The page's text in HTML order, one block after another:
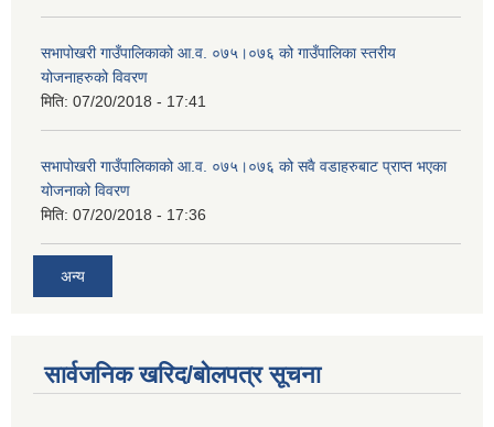
सभापोखरी गाउँपालिकाको आ.व. ०७५।०७६ को गाउँपालिका स्तरीय
योजनाहरुको विवरण
मिति: 07/20/2018 - 17:41
सभापोखरी गाउँपालिकाको आ.व. ०७५।०७६ को सवै वडाहरुबाट प्राप्त भएका
योजनाको विवरण
मिति: 07/20/2018 - 17:36
अन्य
सार्वजनिक खरिद/बोलपत्र सूचना